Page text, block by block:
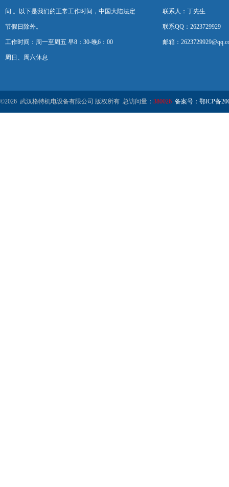
间 。以下是我们的正常工作时间，中国大陆法定
节假日除外。
工作时间：周一至周五 早8：30-晚6：00
周日、周六休息
联系人：丁先生
联系QQ：2623729929
邮箱：
©2026 武汉格特机电设备有限公司 版权所有 总访问量： 380026 备案号：鄂ICP备